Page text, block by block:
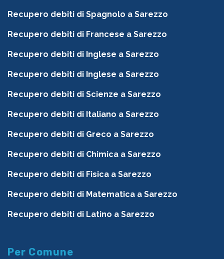
Recupero debiti di Spagnolo a Sarezzo
Recupero debiti di Francese a Sarezzo
Recupero debiti di Inglese a Sarezzo
Recupero debiti di Inglese a Sarezzo
Recupero debiti di Scienze a Sarezzo
Recupero debiti di Italiano a Sarezzo
Recupero debiti di Greco a Sarezzo
Recupero debiti di Chimica a Sarezzo
Recupero debiti di Fisica a Sarezzo
Recupero debiti di Matematica a Sarezzo
Recupero debiti di Latino a Sarezzo
Per Comune